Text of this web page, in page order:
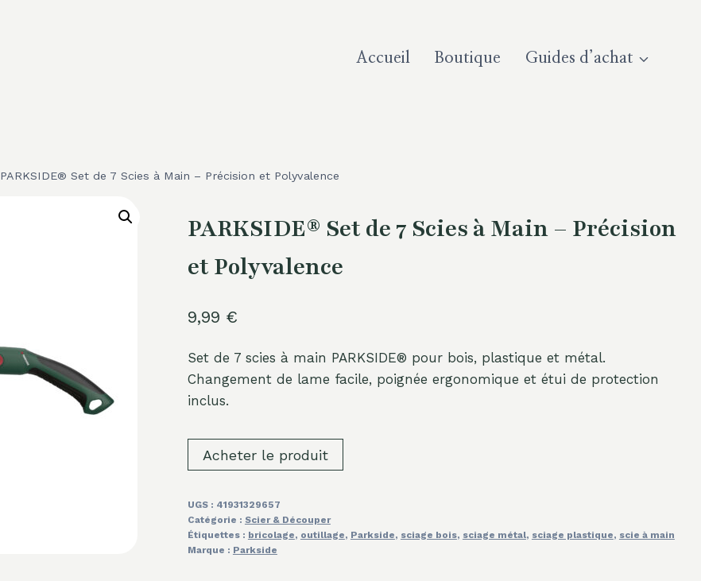
Accueil Boutique Guides d’achat
PARKSIDE® Set de 7 Scies à Main – Précision et Polyvalence
PARKSIDE® Set de 7 Scies à Main – Précision
et Polyvalence
9,99 €
Set de 7 scies à main PARKSIDE® pour bois, plastique et métal.
Changement de lame facile, poignée ergonomique et étui de protection
inclus.
Acheter le produit
UGS : 41931329657
Catégorie : Scier & Découper
Étiquettes : bricolage, outillage, Parkside, sciage bois, sciage métal, sciage plastique, scie à main
Marque : Parkside